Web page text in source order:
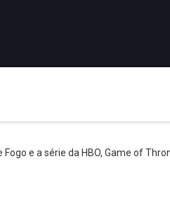
e a série da HBO, Game of